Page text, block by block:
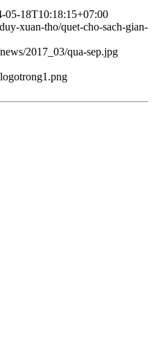
05-18T10:18:15+07:00
xuan-tho/quet-cho-sach-gian-
2017_03/qua-sep.jpg